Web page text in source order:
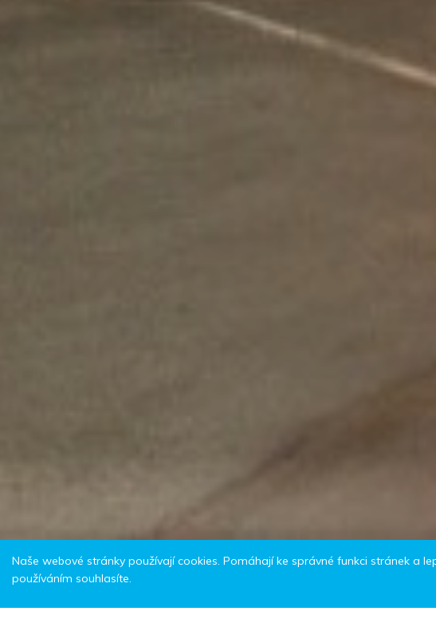
Hlavní strana O regionu Obce a města Hynčice
Hynčice
Naše webové stránky používají cookies. Pomáhají ke správné funkci stránek a
používáním souhlasíte.